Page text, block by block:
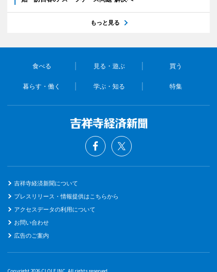
もっと見る
食べる 見る・遊ぶ 買う
暮らす・働く 学ぶ・知る 特集
吉祥寺経済新聞について
プレスリリース・情報提供はこちらから
アクセスデータの利用について
お問い合わせ
広告のご案内